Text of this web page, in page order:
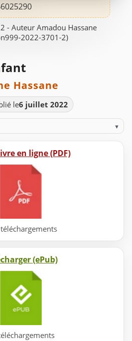
- Auteur Amadou Hassane
2022-3701-2)
Hassane
le6 juillet 2022
▾
en ligne (PDF)
téléchargements
(ePub)